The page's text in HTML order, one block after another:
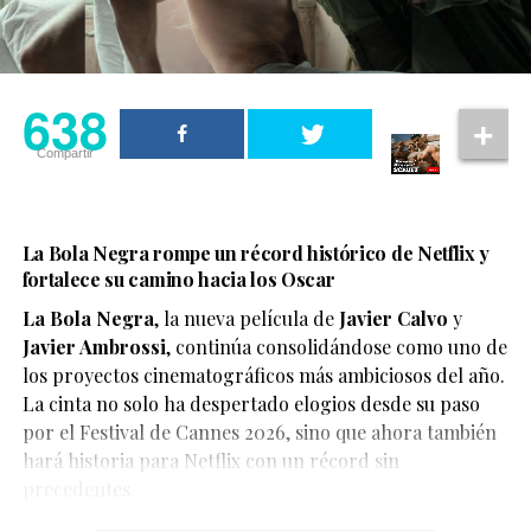
Según el medio estadounidense, Marvel Studios realizó
638
Compartir
La Bola Negra rompe un récord histórico de Netflix y
fortalece su camino hacia los Oscar
La Bola Negra, la nueva película de Javier Calvo y
Javier Ambrossi, continúa consolidándose como uno de
los proyectos cinematográficos más ambiciosos del año.
La cinta no solo ha despertado elogios desde su paso
por el Festival de Cannes 2026, sino que ahora también
hará historia para Netflix con un récord sin